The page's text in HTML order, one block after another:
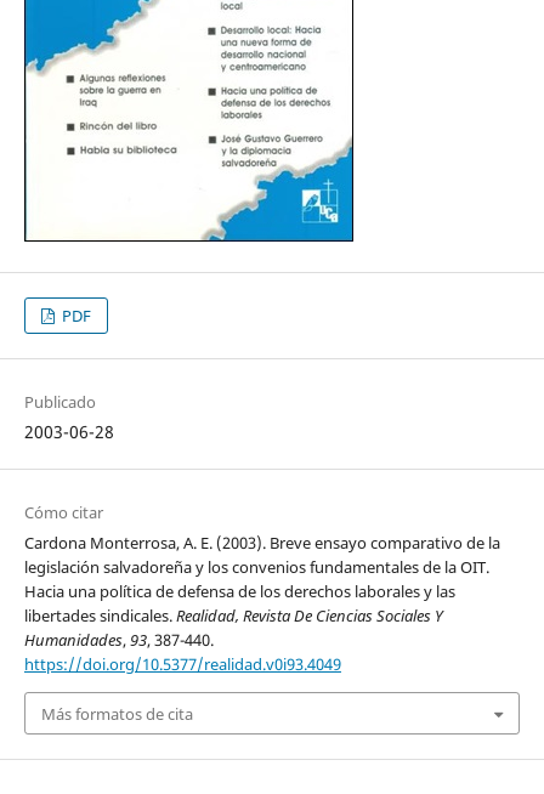
PDF
Publicado
2003-06-28
Cómo citar
Cardona Monterrosa, A. E. (2003). Breve ensayo comparativo de la
legislación salvadoreña y los convenios fundamentales de la OIT.
Hacia una política de defensa de los derechos laborales y las
libertades sindicales.Realidad, Revista De Ciencias Sociales Y
Humanidades,93, 387-440.
https://doi.org/10.5377/realidad.v0i93.4049
Más formatos de cita